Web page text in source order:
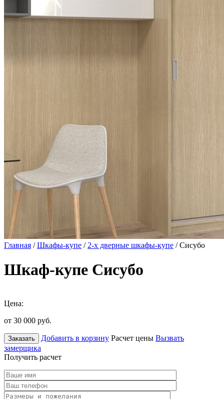
Главная /Шкафы-купе / 2-х дверные шкафы-купе / Сисубо
Шкаф-купе Сисубо
Цена:
от 30 000 руб.
Заказать Добавить в корзину Расчет цены Вызвать
замерщика
Получить расчет